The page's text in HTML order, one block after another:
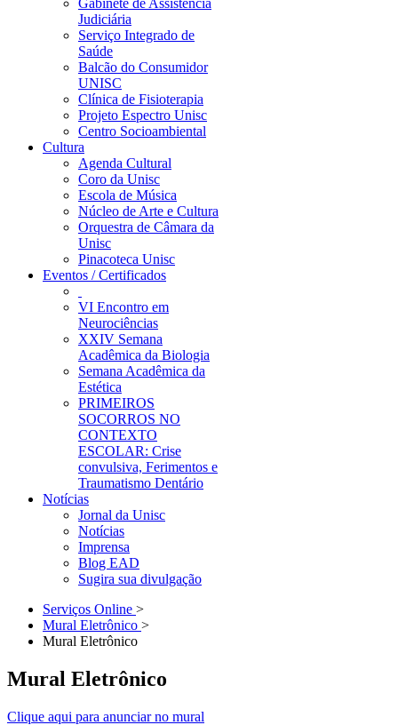
Gabinete de Assistência
Judiciária
Serviço Integrado de
Saúde
Balcão do Consumidor
UNISC
Clínica de Fisioterapia
Projeto Espectro Unisc
Centro Socioambiental
Cultura
Agenda Cultural
Coro da Unisc
Escola de Música
Núcleo de Arte e Cultura
Orquestra de Câmara da
Unisc
Pinacoteca Unisc
Eventos / Certificados
VI Encontro em
Neurociências
XXIV Semana
Acadêmica da Biologia
Semana Acadêmica da
Estética
PRIMEIROS
SOCORROS NO
CONTEXTO
ESCOLAR: Crise
convulsiva, Ferimentos e
Traumatismo Dentário
Notícias
Jornal da Unisc
Notícias
Imprensa
Blog EAD
Sugira sua divulgação
Serviços Online >
Mural Eletrônico >
Mural Eletrônico
Mural Eletrônico
Clique aqui para anunciar no mural